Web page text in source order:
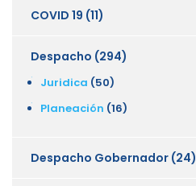
COVID 19 (11)
Despacho (294)
Juridica (50)
Planeación (16)
Despacho Gobernador (24)